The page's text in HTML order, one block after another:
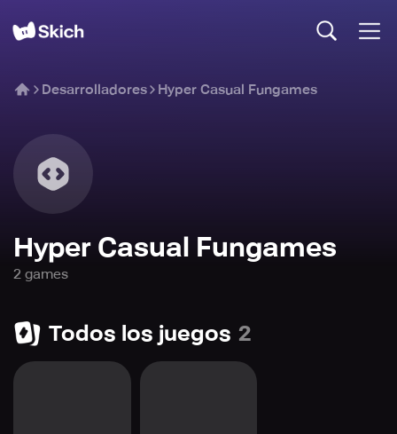
Desarrolladores Hyper Casual Fungames
Hyper Casual Fungames
2 games
Todos los juegos 2